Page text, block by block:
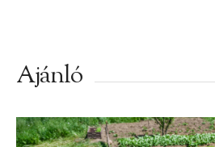
Ajánló